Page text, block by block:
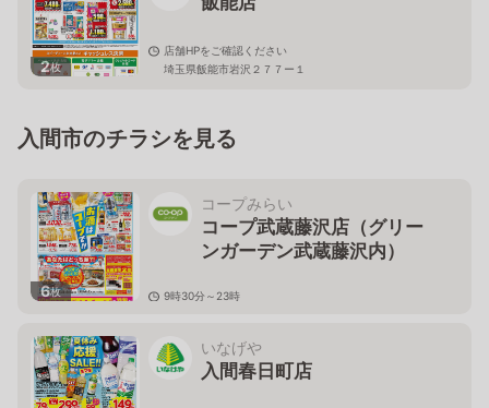
2枚
店舗HPをご確認ください
埼玉県飯能市岩沢２７７ー１
入間市のチラシを見る
6枚
コープみらい
コープ武蔵藤沢店（グリー
ンガーデン武蔵藤沢内）
9時30分～23時
いなげや
入間春日町店